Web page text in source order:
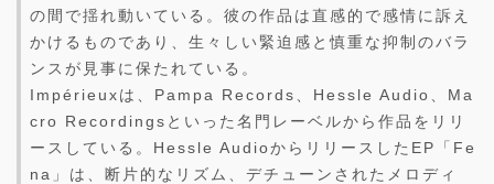
の間で揺れ動いている。彼の作品は直感的で感情に訴え
かけるものであり、生々しい緊迫感と慎重な抑制のバラ
ンスが見事に保たれている。
Impérieuxは、Pampa Records、Hessle Audio、Ma
cro Recordingsといった名門レーベルから作品をリリ
ースしている。Hessle AudioからリリースしたEP「Fe
na」は、断片的なリズム、デチューンされたメロディ